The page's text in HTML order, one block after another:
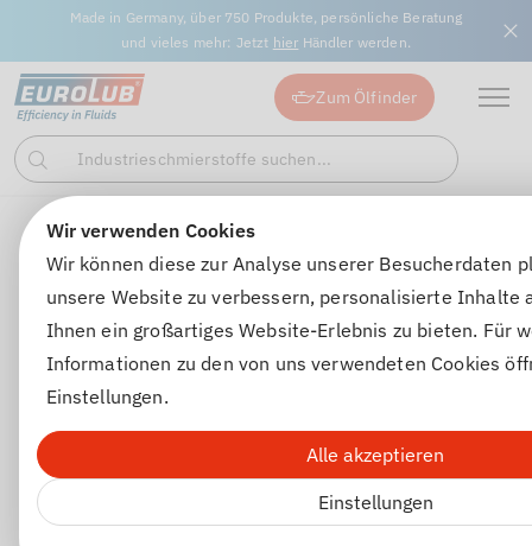
Wir verwenden Cookies
Wir können diese zur Analyse unserer Besucherdaten
unsere Website zu verbessern, personalisierte Inhalte
Ihnen ein großartiges Website-Erlebnis zu bieten. Für
Informationen zu den von uns verwendeten Cookies
Einstellungen.
Alle akzeptieren
Einstellungen
Made in Germany, über 750 Produkte, persönliche Beratung
und vieles mehr: Jetzt hier Händler werden.
Zum Ölfinder
Suchen
Industrieschmierstoffe suchen...
Motorenöle Motorenöle für PKW